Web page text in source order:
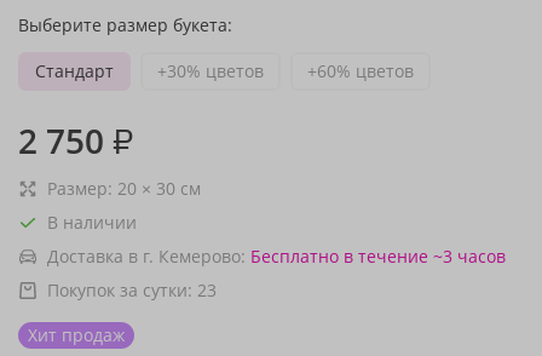
Выберите размер букета:
Стандарт
+30% цветов +60% цветов
2 750 ₽
Размер: 20 × 30 см
В наличии
Доставка в г. Кемерово: Бесплатно в течение ~3 часов
Покупок за сутки: 23
Хит продаж